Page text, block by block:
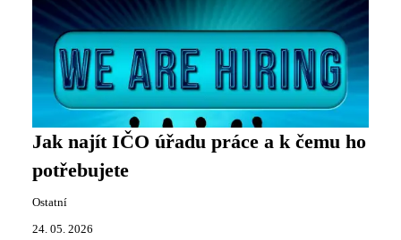
Jak najít IČO úřadu práce a k čemu ho
potřebujete
Ostatní
24. 05. 2026